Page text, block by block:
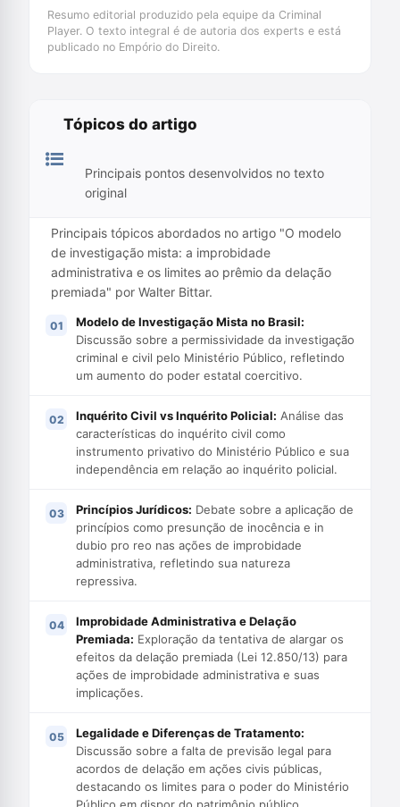
Resumo editorial produzido pela equipe da Criminal
Player. O texto integral é de autoria dos experts e está
publicado no Empório do Direito.
Tópicos do artigo
Principais pontos desenvolvidos no texto
original
Principais tópicos abordados no artigo "O modelo
de investigação mista: a improbidade
administrativa e os limites ao prêmio da delação
premiada" por Walter Bittar.
Modelo de Investigação Mista no Brasil:
Discussão sobre a permissividade da investigação
criminal e civil pelo Ministério Público, refletindo
um aumento do poder estatal coercitivo.
Inquérito Civil vs Inquérito Policial: Análise das
características do inquérito civil como
instrumento privativo do Ministério Público e sua
independência em relação ao inquérito policial.
Princípios Jurídicos: Debate sobre a aplicação de
princípios como presunção de inocência e in
dubio pro reo nas ações de improbidade
administrativa, refletindo sua natureza
repressiva.
Improbidade Administrativa e Delação
Premiada: Exploração da tentativa de alargar os
efeitos da delação premiada (Lei 12.850/13) para
ações de improbidade administrativa e suas
implicações.
Legalidade e Diferenças de Tratamento:
Discussão sobre a falta de previsão legal para
acordos de delação em ações civis públicas,
destacando os limites para o poder do Ministério